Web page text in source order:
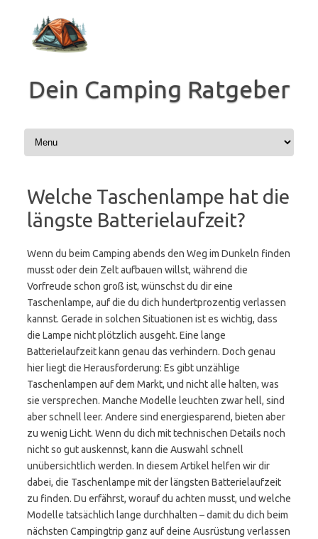
springen
Dein Camping Ratgeber
Welche Taschenlampe hat die
längste Batterielaufzeit?
Wenn du beim Camping abends den Weg im Dunkeln finden
musst oder dein Zelt aufbauen willst, während die
Vorfreude schon groß ist, wünschst du dir eine
Taschenlampe, auf die du dich hundertprozentig verlassen
kannst. Gerade in solchen Situationen ist es wichtig, dass
die Lampe nicht plötzlich ausgeht. Eine lange
Batterielaufzeit kann genau das verhindern. Doch genau
hier liegt die Herausforderung: Es gibt unzählige
Taschenlampen auf dem Markt, und nicht alle halten, was
sie versprechen. Manche Modelle leuchten zwar hell, sind
aber schnell leer. Andere sind energiesparend, bieten aber
zu wenig Licht. Wenn du dich mit technischen Details noch
nicht so gut auskennst, kann die Auswahl schnell
unübersichtlich werden. In diesem Artikel helfen wir dir
dabei, die Taschenlampe mit der längsten Batterielaufzeit
zu finden. Du erfährst, worauf du achten musst, und welche
Modelle tatsächlich lange durchhalten – damit du dich beim
nächsten Campingtrip ganz auf deine Ausrüstung verlassen